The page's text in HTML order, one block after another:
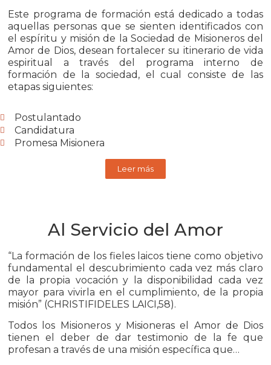
Este programa de formación está dedicado a todas
aquellas personas que se sienten identificados con
el espíritu y misión de la Sociedad de Misioneros del
Amor de Dios, desean fortalecer su itinerario de vida
espiritual a través del programa interno de
formación de la sociedad, el cual consiste de las
etapas siguientes:
Postulantado
Candidatura
Promesa Misionera
Leer más
Al Servicio del Amor
“La formación de los fieles laicos tiene como objetivo
fundamental el descubrimiento cada vez más claro
de la propia vocación y la disponibilidad cada vez
mayor para vivirla en el cumplimiento, de la propia
misión” (CHRISTIFIDELES LAICI,58).
Todos los Misioneros y Misioneras el Amor de Dios
tienen el deber de dar testimonio de la fe que
profesan a través de una misión específica que…